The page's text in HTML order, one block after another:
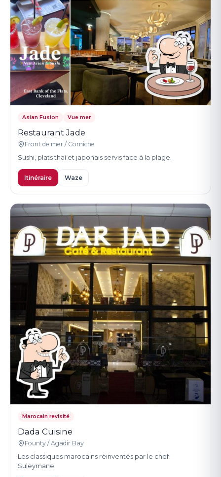
Asian Fusion Vue mer
Restaurant Jade
Front de mer / Corniche
Sushi, plats thaï et japonais servis face à la plage.
Itinéraire Waze
Marocain revisité
Dada Cuisine
Founty / Agadir Bay
Les classiques marocains réinventés par le chef
Suleymane.